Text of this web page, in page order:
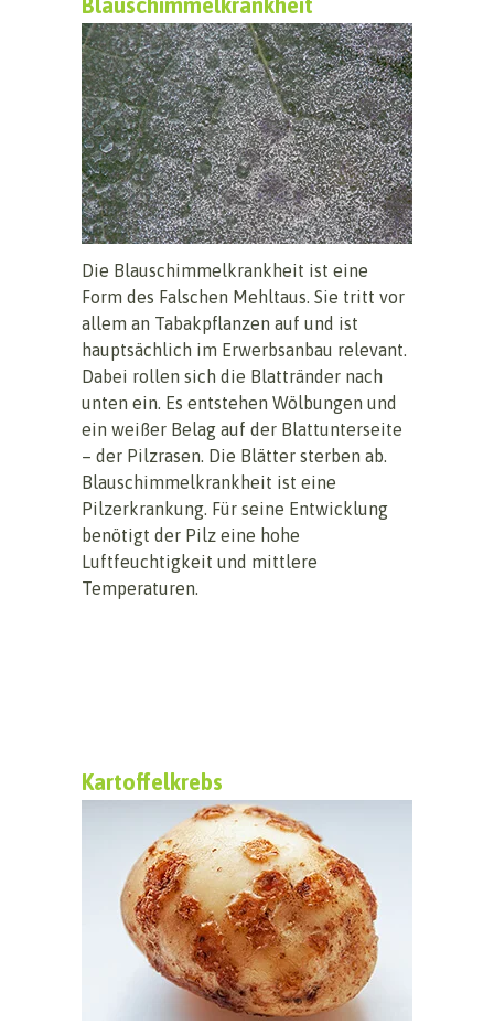
Die Blauschimmelkrankheit ist eine
Form des Falschen Mehltaus. Sie tritt vor
allem an Tabakpflanzen auf und ist
hauptsächlich im Erwerbsanbau relevant.
Dabei rollen sich die Blattränder nach
unten ein. Es entstehen Wölbungen und
ein weißer Belag auf der Blattunterseite
– der Pilzrasen. Die Blätter sterben ab.
Blauschimmelkrankheit ist eine
Pilzerkrankung. Für seine Entwicklung
benötigt der Pilz eine hohe
Luftfeuchtigkeit und mittlere
Temperaturen.
Kartoffelkrebs